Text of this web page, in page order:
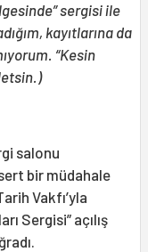
sergisi ile
kayıtlarına da
“Kesin
salonu
bir müdahale
Vakfı’yla
Sergisi” açılış